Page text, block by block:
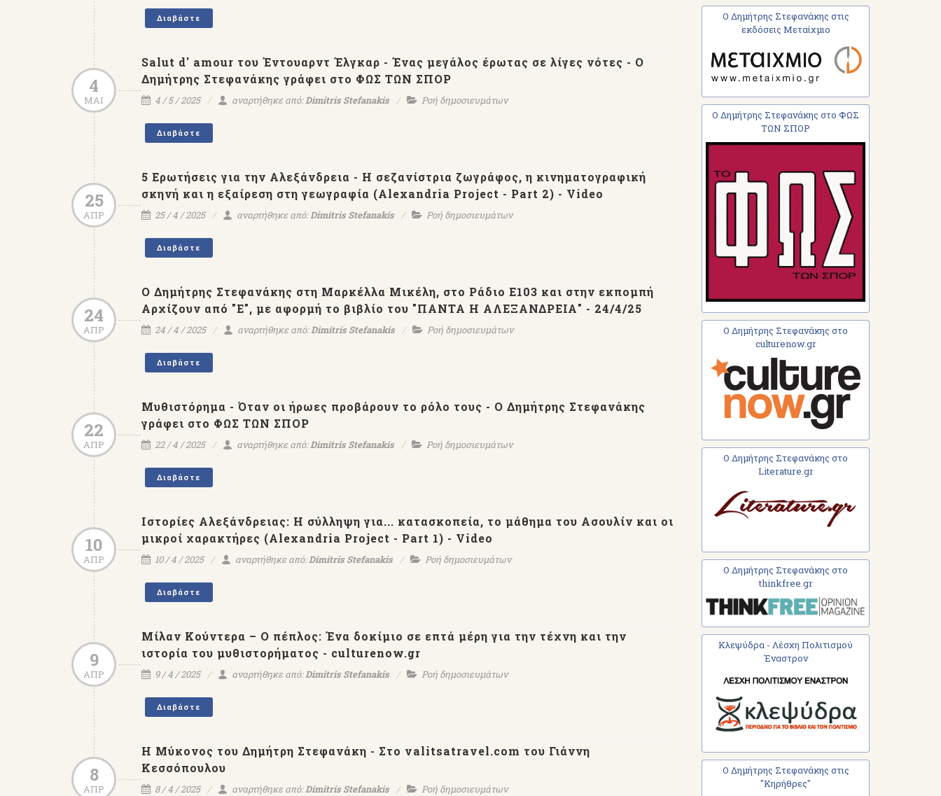
Διαβάστε
4
ΜΑΙ
Salut d' amour του Έντουαρντ Έλγκαρ - Ένας μεγάλος έρωτας σε λίγες νότες - Ο
Δημήτρης Στεφανάκης γράφει στο ΦΩΣ ΤΩΝ ΣΠΟΡ
4 / 5 / 2025 αναρτήθηκε από:Dimitris Stefanakis Ροή δημοσιευμάτων
Διαβάστε
25
ΑΠΡ
5 Ερωτήσεις για την Αλεξάνδρεια - H σεζανίστρια ζωγράφος, η κινηματογραφική
σκηνή και η εξαίρεση στη γεωγραφία (Alexandria Project - Part 2) - Video
25 / 4 / 2025 αναρτήθηκε από:Dimitris Stefanakis Ροή δημοσιευμάτων
Διαβάστε
24
ΑΠΡ
Ο Δημήτρης Στεφανάκης στη Μαρκέλλα Μικέλη, στο Ράδιο Ε103 και στην εκπομπή
Αρχίζουν από "Ε", με αφορμή το βιβλίο του "ΠΑΝΤΑ Η ΑΛΕΞΑΝΔΡΕΙΑ" - 24/4/25
24 / 4 / 2025 αναρτήθηκε από:Dimitris Stefanakis Ροή δημοσιευμάτων
Διαβάστε
22
ΑΠΡ
Μυθιστόρημα - Όταν οι ήρωες προβάρουν το ρόλο τους - Ο Δημήτρης Στεφανάκης
γράφει στο ΦΩΣ ΤΩΝ ΣΠΟΡ
22 / 4 / 2025 αναρτήθηκε από:Dimitris Stefanakis Ροή δημοσιευμάτων
Διαβάστε
10
ΑΠΡ
Ιστορίες Αλεξάνδρειας: Η σύλληψη για... κατασκοπεία, το μάθημα του Ασουλίν και οι
μικροί χαρακτήρες (Alexandria Project - Part 1) - Video
10 / 4 / 2025 αναρτήθηκε από:Dimitris Stefanakis Ροή δημοσιευμάτων
Διαβάστε
9
ΑΠΡ
Μίλαν Κούντερα – Ο πέπλος: Ένα δοκίμιο σε επτά μέρη για την τέχνη και την
ιστορία του μυθιστορήματος - culturenow.gr
9 / 4 / 2025 αναρτήθηκε από:Dimitris Stefanakis Ροή δημοσιευμάτων
Διαβάστε
8
ΑΠΡ
Η Μύκονος του Δημήτρη Στεφανάκη - Στο valitsatravel.com του Γιάννη
Κεσσόπουλου
8 / 4 / 2025 αναρτήθηκε από:Dimitris Stefanakis Ροή δημοσιευμάτων
Ο Δημήτρης Στεφανάκης στις
εκδόσεις Μεταίχμιο
Ο Δημήτρης Στεφανάκης στο ΦΩΣ
ΤΩΝ ΣΠΟΡ
Ο Δημήτρης Στεφανάκης στο
culturenow.gr
Ο Δημήτρης Στεφανάκης στο
Literature.gr
Ο Δημήτρης Στεφανάκης στο
thinkfree.gr
Κλεψύδρα - Λέσχη Πολιτισμού
Έναστρον
Ο Δημήτρης Στεφανάκης στις
"Κηρήθρες"